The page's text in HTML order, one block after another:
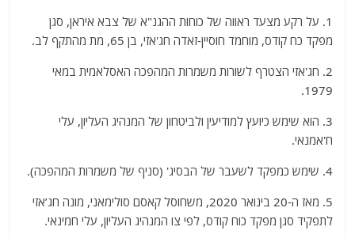
1. על רקע מצעד ראווה של כוחות ההגנ"א של צבא איראן, סגן
מפקד כח קודס, מוחמד חוסיין-זאדה חג'אזי, בן 65, מת מהתקף לב.
2. חג'אזי הצטרף לשורות משמרות המהפכה האסלאמית במאי
1979.
3. הוא שימש כיועץ למודיעין ולביטחון של המנהיג העליון, עלי
ח'אמנאי.
4. שימש כמפקד לשעבר של הבסיג' (סניף של משמרות המהפכה).
5. מאז ה-20 בינואר 2020, משחוסל קאסם סולימאני, מונה חג’אזי
לתפקיד סגן מפקד כוח קודס, לפי צו המנהיג העליון, עלי חמינאי.